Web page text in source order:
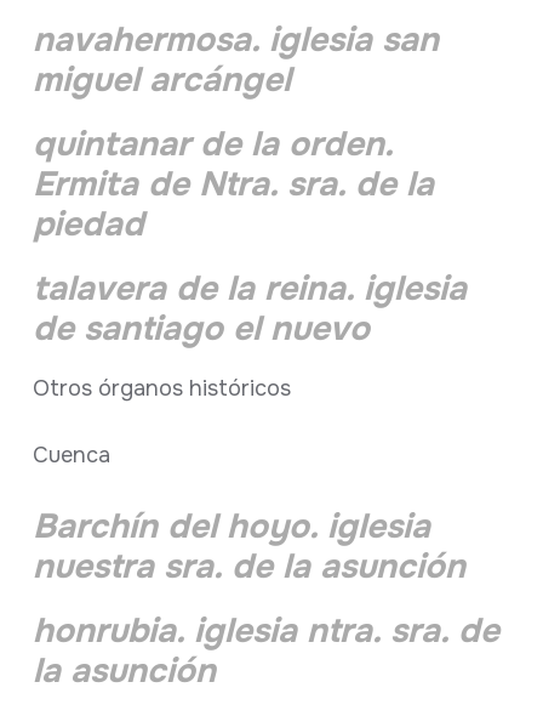
navahermosa. iglesia san
miguel arcángel
quintanar de la orden.
Ermita de Ntra. sra. de la
piedad
talavera de la reina. iglesia
de santiago el nuevo
Otros órganos históricos
Cuenca
Barchín del hoyo. iglesia
nuestra sra. de la asunción
honrubia. iglesia ntra. sra. de
la asunción